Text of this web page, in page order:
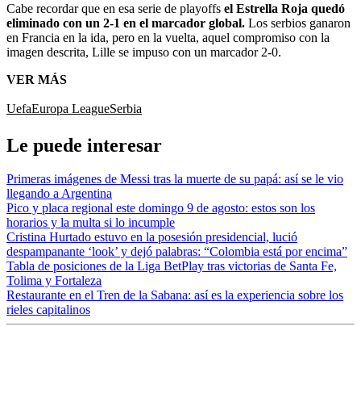
Cabe recordar que en esa serie de playoffs el Estrella Roja quedó
eliminado con un 2-1 en el marcador global. Los serbios ganaron
en Francia en la ida, pero en la vuelta, aquel compromiso con la
imagen descrita, Lille se impuso con un marcador 2-0.
VER MÁS
UefaEuropa LeagueSerbia
Le puede interesar
Primeras imágenes de Messi tras la muerte de su papá: así se le vio
llegando a Argentina
Pico y placa regional este domingo 9 de agosto: estos son los
horarios y la multa si lo incumple
Cristina Hurtado estuvo en la posesión presidencial, lució
despampanante ‘look’ y dejó palabras: “Colombia está por encima”
Tabla de posiciones de la Liga BetPlay tras victorias de Santa Fe,
Tolima y Fortaleza
Restaurante en el Tren de la Sabana: así es la experiencia sobre los
rieles capitalinos